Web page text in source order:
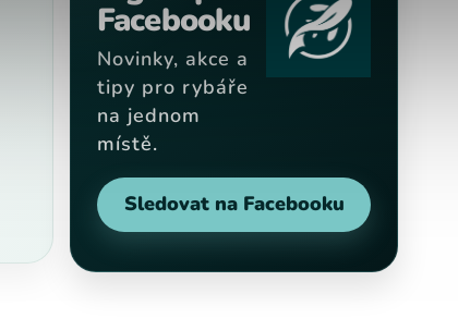
Facebooku
Novinky, akce a
tipy pro rybáře
na jednom
místě.
Sledovat na Facebooku